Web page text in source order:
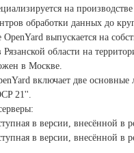
на
обработки данных до
OpenYard выпускается на
области на
в Москве.
включает две
21''.
в версии, внесённой в
в версии, внесённой в